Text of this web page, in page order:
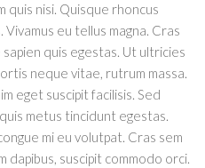
quis nisi. Quisque rhoncus
eu tellus magna. Cras
sapien quis egestas. Ut ultricies
neque vitae, rutrum massa.
eget suscipit facilisis. Sed
metus tincidunt egestas.
mi eu volutpat. Cras sem
dapibus, suscipit commodo orci.